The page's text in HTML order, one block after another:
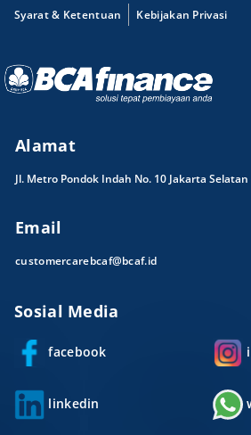
Syarat & Ketentuan
Kebijakan Privasi
Alamat
Jl. Metro Pondok Indah No. 10 Jakarta Selatan
Email
customercarebcaf@bcaf.id
Sosial Media
facebook
linkedin